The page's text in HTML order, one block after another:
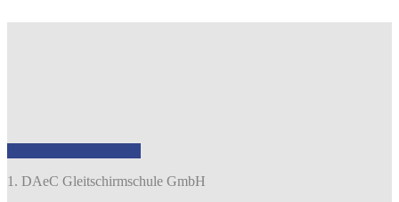
1. DAeC Gleitschirmschule GmbH